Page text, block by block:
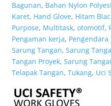
Safety
Harga
Terjangkau
Manado
Sulawesi
Utara
Bagunan, Bahan Nylon
Karet, Hand Glove, Hitam
Purpose, Multitask, otomotif,
Pengaman kerja,
Sarung Tangan, Sarung
Tangan Proyek, Sarung
Telapak Tangan, Tukang, Uci